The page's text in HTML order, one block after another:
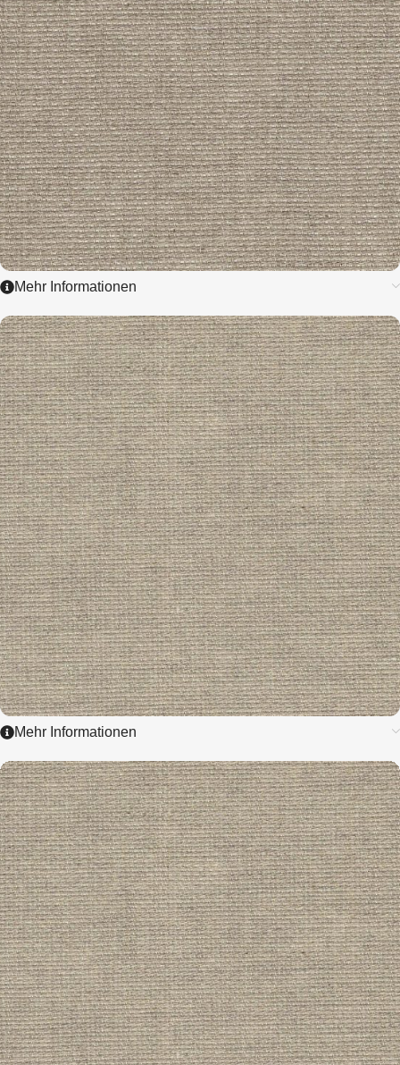
3419
LINEN - AIDA
7,0 / cm - 18 ct.
ZUM ARTIKEL
Mehr Informationen
3545
LINEN - AIDA
8,0 / cm - 20 ct.
ZUM ARTIKEL
Mehr Informationen